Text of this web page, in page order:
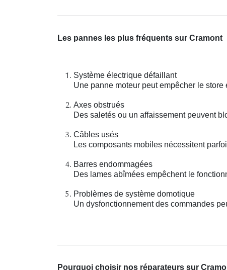
Les pannes les plus fréquents sur Cramont
Système électrique défaillant
Une panne moteur peut empêcher le
Axes obstrués
Des saletés ou un affaissement peuvent
Câbles usés
Les composants mobiles nécessitent
Barres endommagées
Des lames abîmées empêchent le
Problèmes de système domotique
Un dysfonctionnement des commandes
Pourquoi choisir nos réparateurs sur